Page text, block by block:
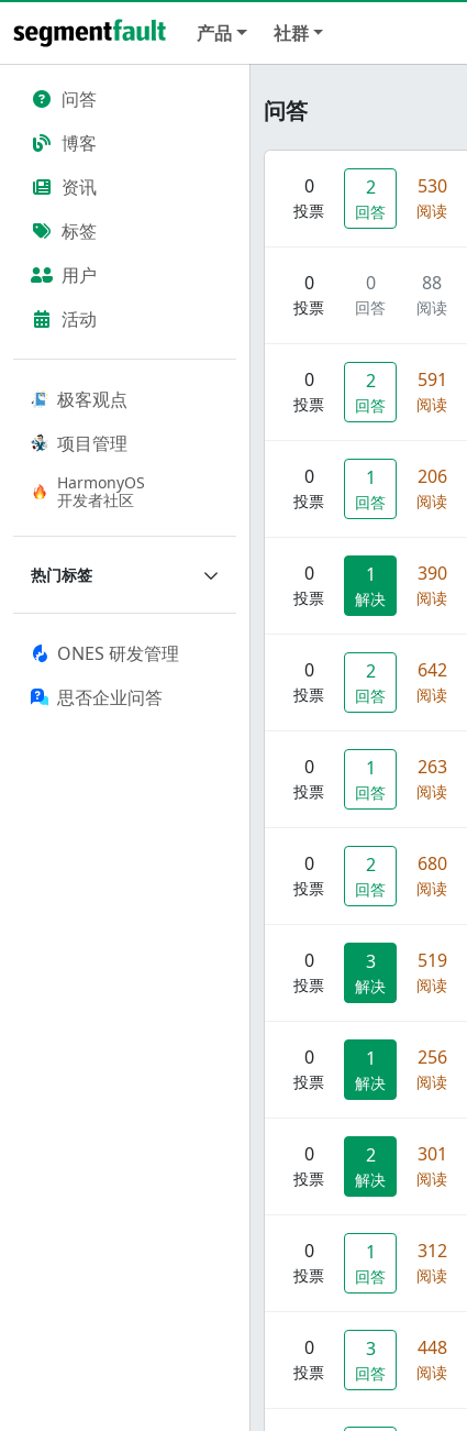
产品 社群
问答
博客
资讯
标签
用户
活动
极客观点
项目管理
HarmonyOS
开发者社区
热门标签
ONES 研发管理
思否企业问答
问答
0
投票
2
回答
530
阅读
0
投票
0
回答
88
阅读
0
投票
2
回答
591
阅读
0
投票
1
回答
206
阅读
0
投票
1
解决
390
阅读
0
投票
2
回答
642
阅读
0
投票
1
回答
263
阅读
0
投票
2
回答
680
阅读
0
投票
3
解决
519
阅读
0
投票
1
解决
256
阅读
0
投票
2
解决
301
阅读
0
投票
1
回答
312
阅读
0
投票
3
回答
448
阅读